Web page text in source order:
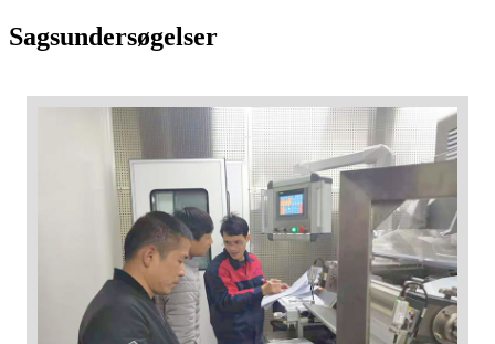
Sagsundersøgelser